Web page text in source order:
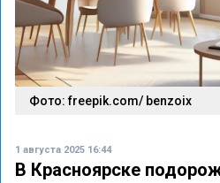
Фото: freepik.com/ benzoix
1 августа 2025 16:44
В Красноярске